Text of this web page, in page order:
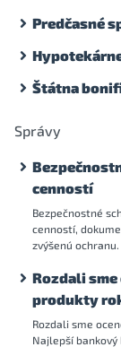
Predčasné
Štátna
Správy
cenností
Bezpečnostné
cenností,
zvýšenú ochranu.
Rozdali
produkty
Rozdali sme
Najlepší